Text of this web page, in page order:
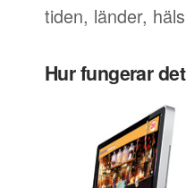
tiden, länder,
Hur fungerar